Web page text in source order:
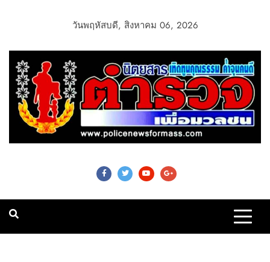
วันพฤหัสบดี, สิงหาคม 06, 2026
Police News For
Mass